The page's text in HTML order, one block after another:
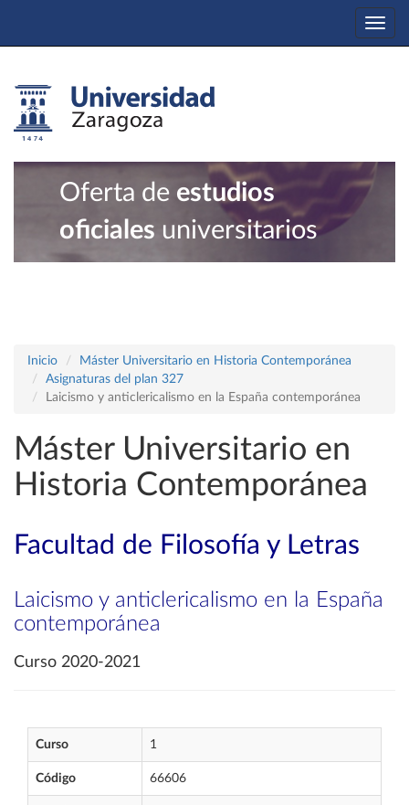
Oferta de estudios
oficiales universitarios
Inicio
Máster Universitario en Historia Contemporánea
Asignaturas del plan 327
Laicismo y anticlericalismo en la España contemporánea
Máster Universitario en
Historia Contemporánea
Facultad de Filosofía y Letras
Laicismo y anticlericalismo en la España
contemporánea
Curso 2020-2021
Curso 1
Código 66606